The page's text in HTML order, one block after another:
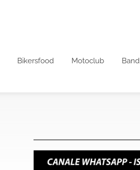
Bikersfood Motoclub Band